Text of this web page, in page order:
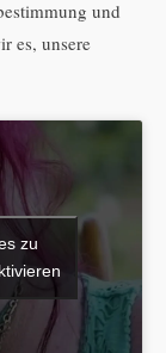
und
es, unsere
zu